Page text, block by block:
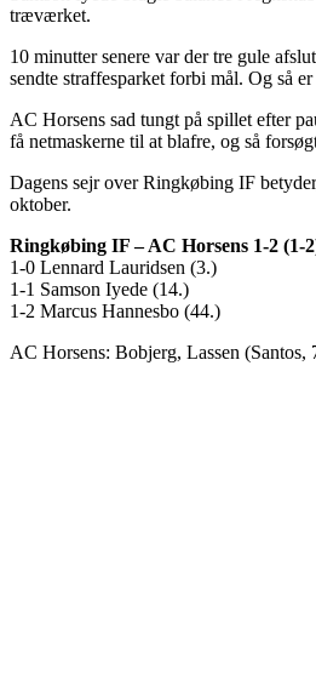
træværket.
10 minutter senere var der tre gule
sendte straffesparket forbi mål. Og så
AC Horsens sad tungt på spillet efter
få netmaskerne til at blafre, og så
Dagens sejr over Ringkøbing IF
oktober.
Ringkøbing IF – AC Horsens 1-2 (1-
1-0 Lennard Lauridsen (3.)
1-1 Samson Iyede (14.)
1-2 Marcus Hannesbo (44.)
AC Horsens: Bobjerg, Lassen